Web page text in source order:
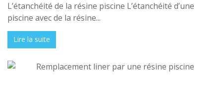
L’étanchéité de la résine piscine L’étanchéité d’une
piscine avec de la résine...
Lire la suite